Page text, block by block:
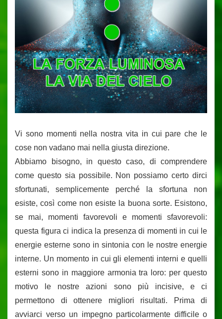
Vi sono momenti nella nostra vita in cui pare che le
cose non vadano mai nella giusta direzione.
Abbiamo bisogno, in questo caso, di comprendere
come questo sia possibile. Non possiamo certo dirci
sfortunati, semplicemente perché la sfortuna non
esiste, così come non esiste la buona sorte. Esistono,
se mai, momenti favorevoli e momenti sfavorevoli:
questa figura ci indica la presenza di momenti in cui le
energie esterne sono in sintonia con le nostre energie
interne. Un momento in cui gli elementi interni e quelli
esterni sono in maggiore armonia tra loro: per questo
motivo le nostre azioni sono più incisive, e ci
permettono di ottenere migliori risultati. Prima di
avviarci verso un impegno particolarmente difficile o